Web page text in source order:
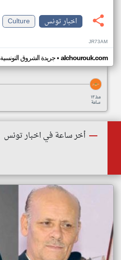
اخبار تونس
Culture
JR73AM
جريدة الشروق التونسية• alchourouk.com
منذ ١٣
ساعة
أخر ساعة في اخبار تونس